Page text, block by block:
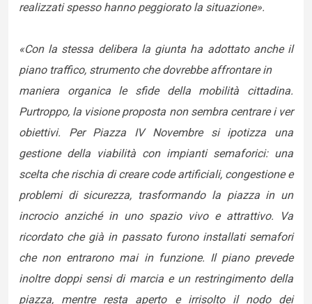
realizzati spesso hanno peggiorato la situazione».
«Con la stessa delibera la giunta ha adottato anche il
piano traffico, strumento che dovrebbe affrontare in
maniera organica le sfide della mobilità cittadina.
Purtroppo, la visione proposta non sembra centrare i ver
obiettivi. Per Piazza IV Novembre si ipotizza una
gestione della viabilità con impianti semaforici: una
scelta che rischia di creare code artificiali, congestione e
problemi di sicurezza, trasformando la piazza in un
incrocio anziché in uno spazio vivo e attrattivo. Va
ricordato che già in passato furono installati semafori
che non entrarono mai in funzione. Il piano prevede
inoltre doppi sensi di marcia e un restringimento della
piazza, mentre resta aperto e irrisolto il nodo dei